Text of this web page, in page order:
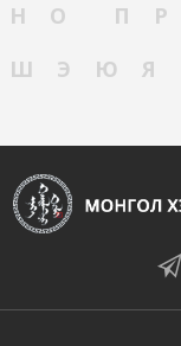
Н
О П Р
Ш
Э Ю Я